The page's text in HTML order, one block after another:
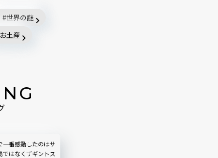
世界の謎
お土産
一番感動したのはサ
ではなくザギントス